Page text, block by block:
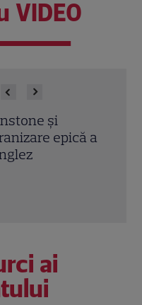
VIDEO
(2014).
într-o cursă
salvarea
ai